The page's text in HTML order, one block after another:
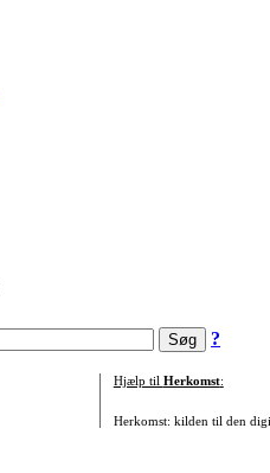
?
Hjælp til Herkomst:
Herkomst: kilden til den